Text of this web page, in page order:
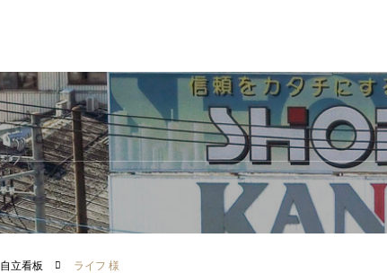
自立看板 ライフ 様